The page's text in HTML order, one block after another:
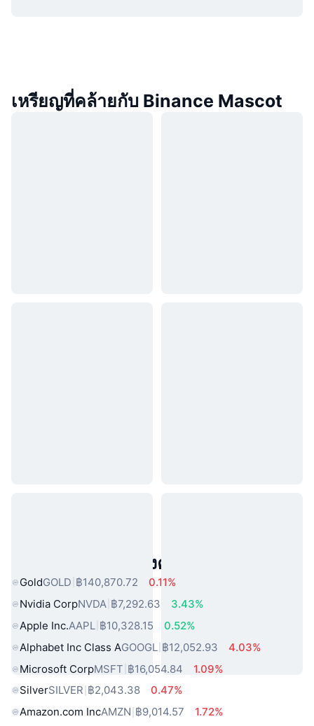
เหรียญที่คล้ายกับ Binance Mascot
สินทรัพย์ในโลกแห่งความจริงยอดนิยม
GoldGOLD ฿140,870.72
0.11%
Nvidia CorpNVDA ฿7,292.63
3.43%
Apple Inc.AAPL ฿10,328.15
0.52%
Alphabet Inc Class AGOOGL ฿12,052.93
4.03%
Microsoft CorpMSFT ฿16,054.84
1.09%
SilverSILVER ฿2,043.38
0.47%
Amazon.com IncAMZN ฿9,014.57
1.72%